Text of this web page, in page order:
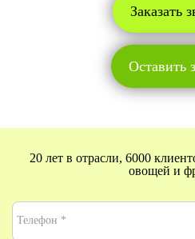
Заказать
Оставить
20 лет в отрасли, 6000
овощей и